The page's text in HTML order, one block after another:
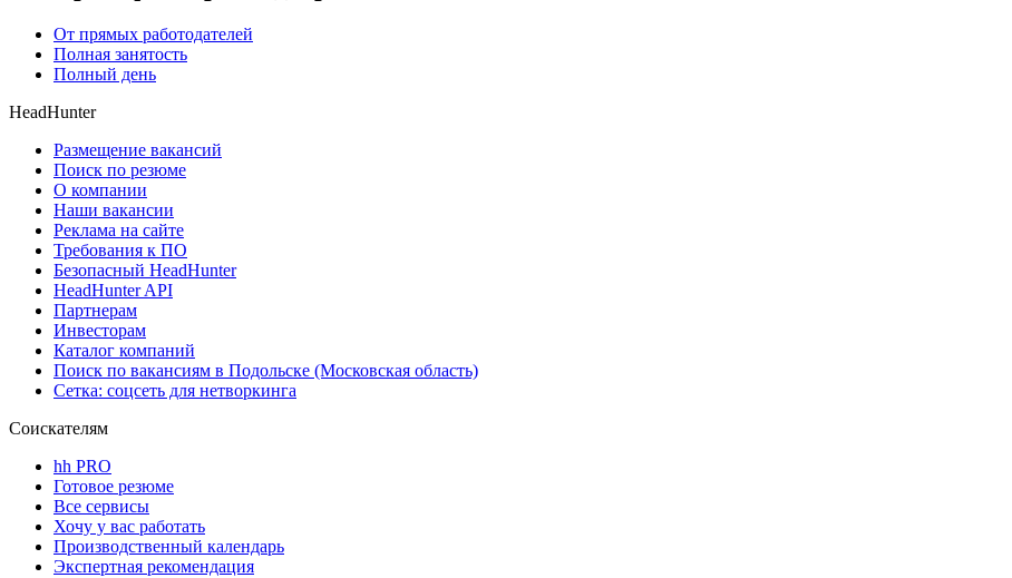
От прямых работодателей
Полная занятость
Полный день
HeadHunter
Размещение вакансий
Поиск по резюме
О компании
Наши вакансии
Реклама на сайте
Требования к ПО
Безопасный HeadHunter
HeadHunter API
Партнерам
Инвесторам
Каталог компаний
Поиск по вакансиям в Подольске (Московская область)
Сетка: соцсеть для нетворкинга
Соискателям
hh PRO
Готовое резюме
Все сервисы
Хочу у вас работать
Производственный календарь
Экспертная рекомендация